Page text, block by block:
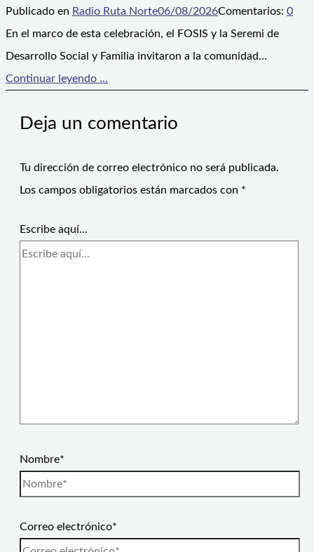
Publicado en Radio Ruta Norte06/08/2026Comentarios: 0
En el marco de esta celebración, el FOSIS y la Seremi de
Desarrollo Social y Familia invitaron a la comunidad…
Continuar leyendo ...
Deja un comentario
Tu dirección de correo electrónico no será publicada.
Los campos obligatorios están marcados con *
Escribe aquí...
Nombre*
Correo electrónico*